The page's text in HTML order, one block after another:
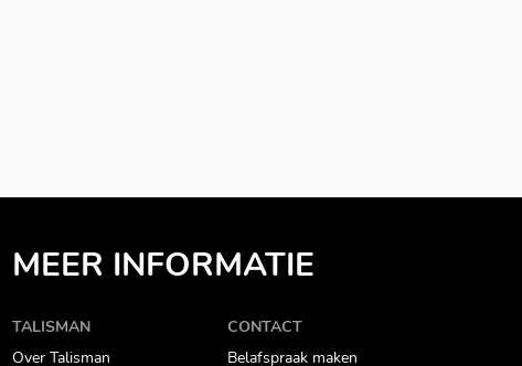
MEER INFORMATIE
TALISMAN
Over Talisman
CONTACT
Belafspraak maken